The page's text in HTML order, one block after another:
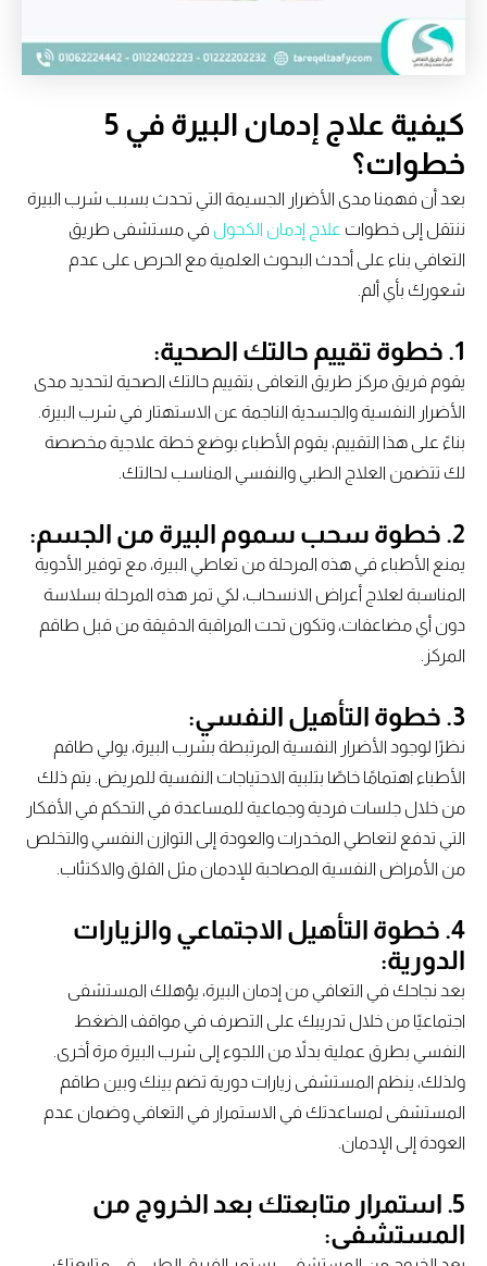
كيفية علاج إدمان البيرة في 5
خطوات؟
بعد أن فهمنا مدى الأضرار الجسيمة التي تحدث بسبب شرب البيرة
ننتقل إلى خطواتعلاج إدمان الكحول في مستشفى طريق
التعافي بناء على أحدث البحوث العلمية مع الحرص على عدم
شعورك بأي ألم.
يقوم فريق مركز طريق التعافى بتقييم حالتك الصحية لتحديد مدى
الأضرار النفسية والجسدية الناجمة عن الاستهتار في شرب البيرة.
بناءً على هذا التقييم، يقوم الأطباء بوضع خطة علاجية مخصصة
لك تتضمن العلاج الطبي والنفسي المناسب لحالتك.
2. خطوة سحب سموم البيرة من الجسم:
يمنع الأطباء في هذه المرحلة من تعاطي البيرة، مع توفير الأدوية
المناسبة لعلاج أعراض الانسحاب، لكي تمر هذه المرحلة بسلاسة
دون أي مضاعفات، وتكون تحت المراقبة الدقيقة من قبل طاقم
المركز.
3. خطوة التأهيل النفسي:
نظرًا لوجود الأضرار النفسية المرتبطة بشرب البيرة، يولي طاقم
الأطباء اهتمامًا خاصًا بتلبية الاحتياجات النفسية للمريض. يتم ذلك
من خلال جلسات فردية وجماعية للمساعدة في التحكم في الأفكار
التي تدفع لتعاطي المخدرات والعودة إلى التوازن النفسي والتخلص
من الأمراض النفسية المصاحبة للإدمان مثل القلق والاكتئاب.
4. خطوة التأهيل الاجتماعي والزيارات
الدورية:
بعد نجاحك في التعافي من إدمان البيرة، يؤهلك المستشفى
اجتماعيًا من خلال تدريبك على التصرف في مواقف الضغط
النفسي بطرق عملية بدلاً من اللجوء إلى شرب البيرة مرة أخرى.
ولذلك، ينظم المستشفى زيارات دورية تضم بينك وبين طاقم
المستشفى لمساعدتك في الاستمرار في التعافي وضمان عدم
العودة إلى الإدمان.
5. استمرار متابعتك بعد الخروج من
المستشفى: